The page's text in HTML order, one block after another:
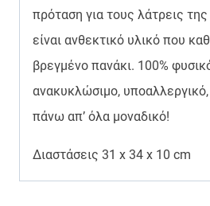
πρόταση για τους λάτρεις
είναι ανθεκτικό υλικό που
βρεγμένο πανάκι. 100%
ανακυκλώσιμο, υποαλλεργικό,
πάνω απ’ όλα μοναδικό!
Διαστάσεις 31 x 34 x 10 cm